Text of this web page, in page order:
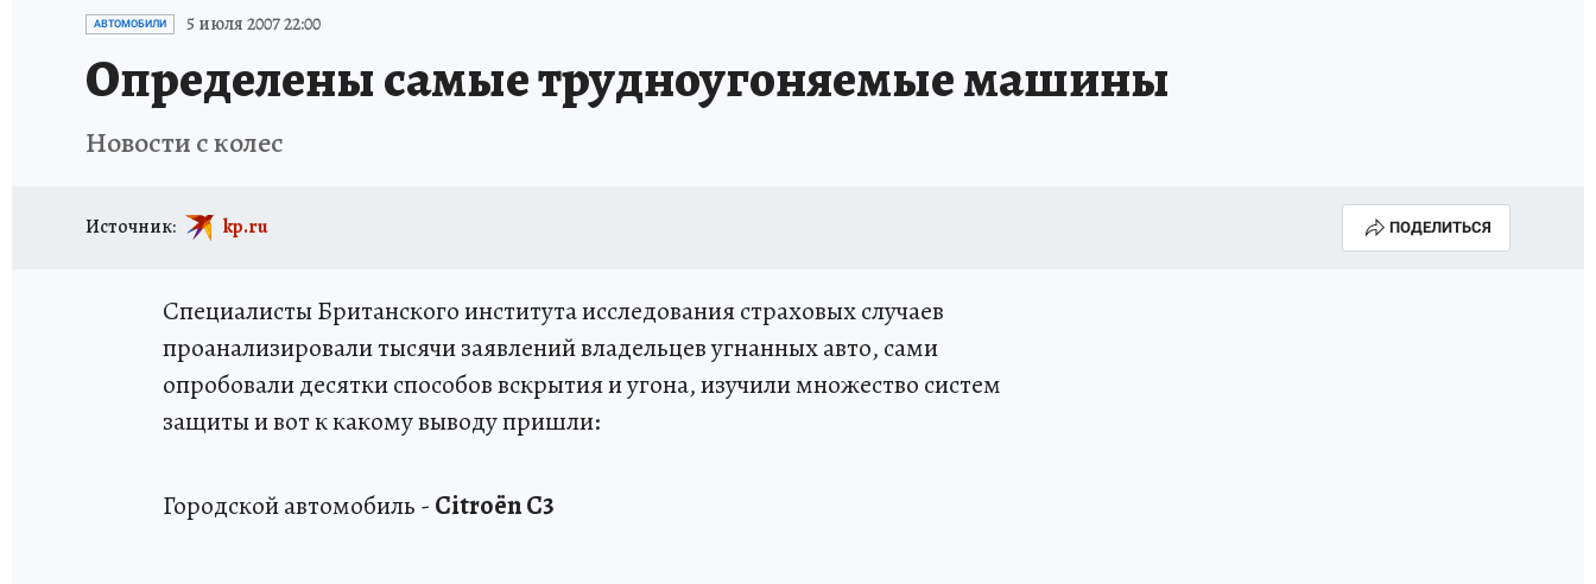
ИСПЫТАНО НА СЕБЕ
АВТОМОБИЛИ 5 июля 2007 22:00
Определены самые трудноугоняемые машины
Новости с колес
Источник: kp.ru ПОДЕЛИТЬСЯ
Специалисты Британского института исследования страховых случаев
проанализировали тысячи заявлений владельцев угнанных авто, сами
опробовали десятки способов вскрытия и угона, изучили множество систем
защиты и вот к какому выводу пришли:
Городской автомобиль - Citroёn C3